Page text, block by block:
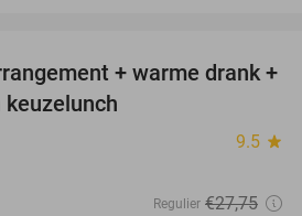
46%
+ warme drank +
keuzelunch
9.5 star
Regulier €27,75